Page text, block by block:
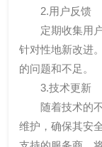
2.用户反馈
定期收集用
针对性地新改进
的问题和不足。
3.技术更新
随着技术的
维护，确保其安